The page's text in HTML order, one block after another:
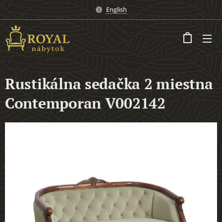
English
Rustikálna sedačka 2 miestna
Contemporan V002142